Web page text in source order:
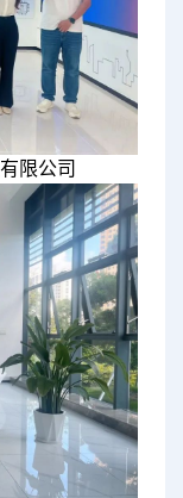
限公司